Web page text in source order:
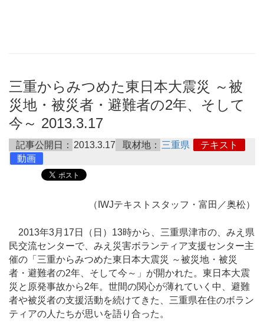
三重からみつめた東日本大震災 ～被
災地・被災者・避難者の2年、そして
今～ 2013.3.17
記事公開日： 2013.3.17 取材地： 三重県
テキスト
動画
（IWJテキストスタッフ・富田／奥松）
2013年3月17日（日）13時から、三重県津市の、みえ県
民交流センターで、みえ災害ボランティア支援センター主
催の「三重からみつめた東日本大震災 ～被災地・被災
者・避難者の2年、そして今～」が開かれた。東日本大震
災と原発事故から2年。世間の関心が薄れていく中、避難
者や被災者の支援活動を続けてきた、三重県在住のボラン
ティアの人たちが思いを語り合った。